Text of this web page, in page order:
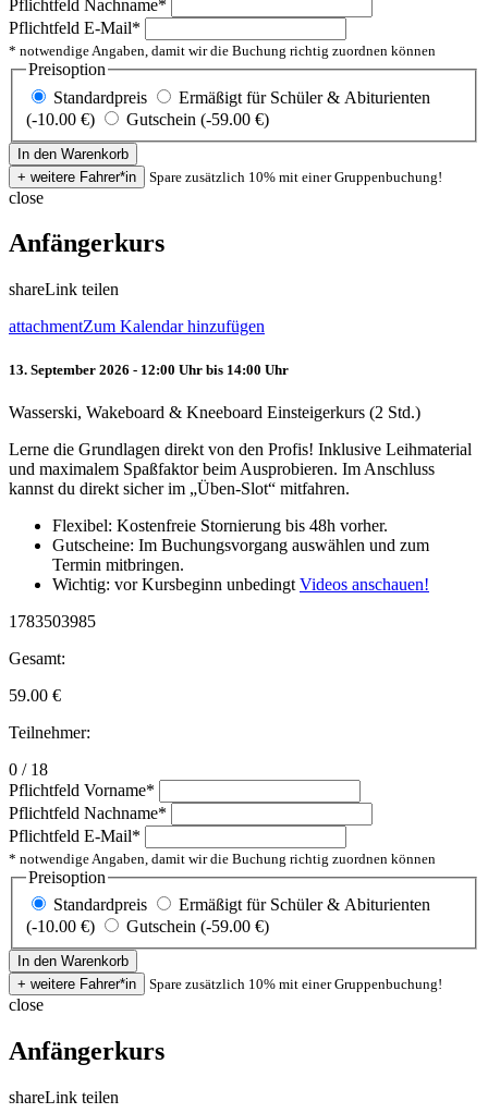
Pflichtfeld Nachname*
Pflichtfeld E-Mail*
* notwendige Angaben, damit wir die Buchung richtig zuordnen können
Preisoption
Standardpreis
Ermäßigt für Schüler & Abiturienten
(-10.00 €)
Gutschein (-59.00 €)
Spare zusätzlich 10% mit einer Gruppenbuchung!
close
Anfängerkurs
shareLink teilen
attachmentZum Kalendar hinzufügen
13. September 2026 - 12:00 Uhr bis 14:00 Uhr
Wasserski, Wakeboard & Kneeboard Einsteigerkurs (2 Std.)
Lerne die Grundlagen direkt von den Profis! Inklusive Leihmaterial
und maximalem Spaßfaktor beim Ausprobieren. Im Anschluss
kannst du direkt sicher im „Üben-Slot“ mitfahren.
Flexibel: Kostenfreie Stornierung bis 48h vorher.
Gutscheine: Im Buchungsvorgang auswählen und zum
Termin mitbringen.
Wichtig: vor Kursbeginn unbedingt Videos anschauen!
1783503985
Gesamt:
59.00 €
Teilnehmer:
0 / 18
Pflichtfeld Vorname*
Pflichtfeld Nachname*
Pflichtfeld E-Mail*
* notwendige Angaben, damit wir die Buchung richtig zuordnen können
Preisoption
Standardpreis
Ermäßigt für Schüler & Abiturienten
(-10.00 €)
Gutschein (-59.00 €)
Spare zusätzlich 10% mit einer Gruppenbuchung!
close
Anfängerkurs
shareLink teilen